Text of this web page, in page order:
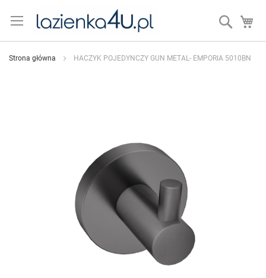
do
Search
Strona główna HACZYK POJEDYNCZY GUN METAL- EMPORIA 5010BN